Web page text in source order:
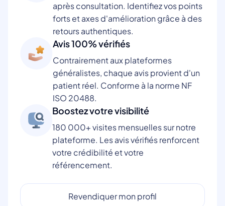
après consultation. Identifiez vos points
forts et axes d'amélioration grâce à des
retours authentiques.
Avis 100% vérifiés
Contrairement aux plateformes
généralistes, chaque avis provient d'un
patient réel. Conforme à la norme NF
ISO 20488.
Boostez votre visibilité
180 000+ visites mensuelles sur notre
plateforme. Les avis vérifiés renforcent
votre crédibilité et votre
référencement.
Revendiquer mon profil